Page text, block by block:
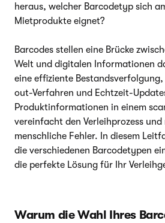
heraus, welcher Barcodetyp sich
Mietprodukte eignet?
Barcodes stellen eine Brücke
Welt und digitalen Informationen
eine effiziente
out-Verfahren und Echtzeit-
Produktinformationen in einem
vereinfacht den Verleihprozess
menschliche Fehler. In diesem
die verschiedenen Barcodetypen
die perfekte Lösung für Ihr
Warum die Wahl Ihres